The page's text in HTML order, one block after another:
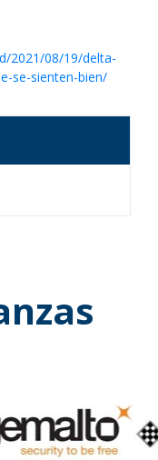
2021/08/19/delta-
se-sienten-bien/